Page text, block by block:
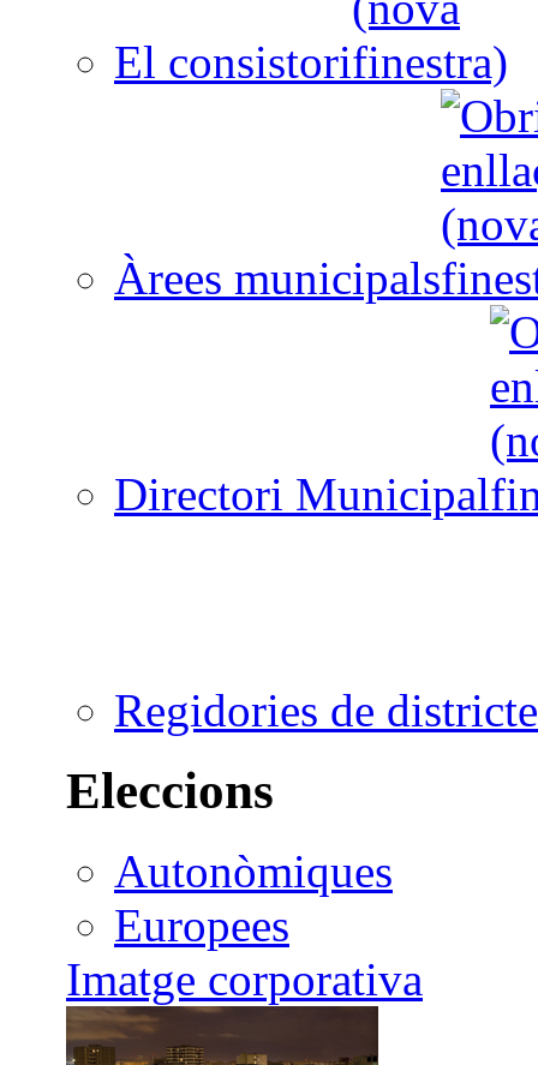
El consistori
Àrees municipals
Directori Municipal
Regidories de districte
Eleccions
Autonòmiques
Europees
Imatge corporativa